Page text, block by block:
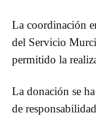
La coordinación
del Servicio
permitido la
La donación se
de